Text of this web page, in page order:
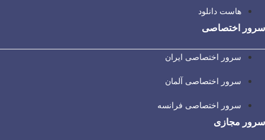
هاست دانلود
سرور اختصاصی
سرور اختصاصی ایران
سرور اختصاصی آلمان
سرور اختصاصی فرانسه
سرور مجازی